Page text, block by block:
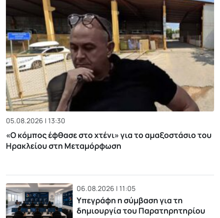
05.08.2026 | 13:30
«Ο κόμπος έφθασε στο χτένι» για το αμαξοστάσιο του
Ηρακλείου στη Μεταμόρφωση
06.08.2026 | 11:05
Υπεγράφη η σύμβαση για τη
δημιουργία του Παρατηρητηρίου